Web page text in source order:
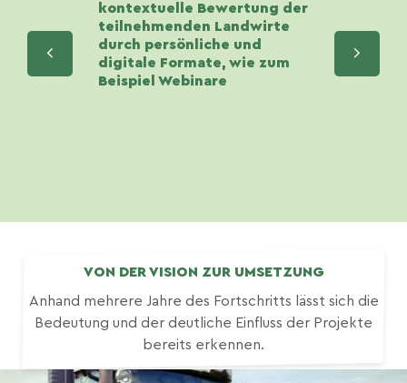
kontextuelle Bewertung der
teilnehmenden Landwirte
durch persönliche und
digitale Formate, wie zum
Beispiel Webinare
VON DER VISION ZUR UMSETZUNG
Anhand mehrere Jahre des Fortschritts lässt sich die
Bedeutung und der deutliche Einfluss der Projekte
bereits erkennen.